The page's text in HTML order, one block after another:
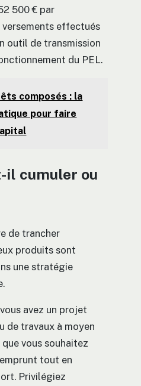
500 € par
effectués
outil de transmission
du PEL.
composés : la
pour faire
il cumuler ou
de trancher
produits sont
une stratégie
avez un projet
de travaux à moyen
vous souhaitez
tout en
Privilégiez